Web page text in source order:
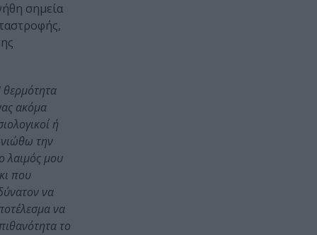
σημεία
θερμότητα
ακόμα
ή
νιώθω την
λαιμός μου
που
να
να
το